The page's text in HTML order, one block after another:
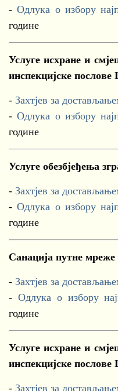
-Одлука о избору
године
Услуге исхране и
инспекцијске послове
- Захтјев за
-Одлука о избору
године
Услуге обезбјеђења
- Захтјев за
-Одлука о избору
године
Санација путне
- Захтјев за
- Одлука о избору
године
Услуге исхране и
инспекцијске послове
- Захтјев за